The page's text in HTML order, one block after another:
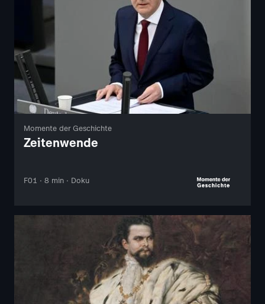
Momente der Geschichte
Zeitenwende
F01 · 8 min · Doku